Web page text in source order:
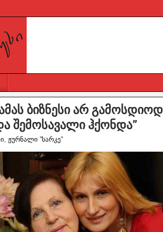
ბიზნესი არ
შემოსავალი ჰქონდა”
, ჟურნალი ”სარკე”